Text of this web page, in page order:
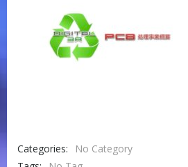
Categories:
No Category